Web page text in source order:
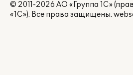
© 2011-2026 АО «Группа 1С»
«1С»). Все права защищены.